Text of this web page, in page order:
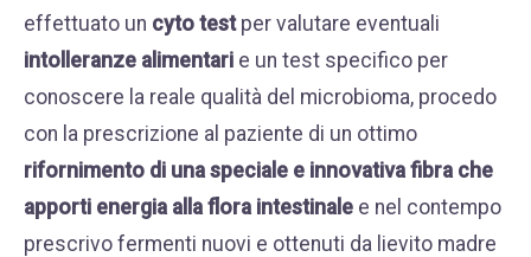
effettuato un cyto testper valutare eventuali
intolleranze alimentari e un test specifico per
conoscere la reale qualità del microbioma, procedo
con la prescrizione al paziente di un ottimo
rifornimento di una speciale e innovativa fibra che
apporti energia alla flora intestinale e nel contempo
prescrivo fermenti nuovi e ottenuti da lievito madre